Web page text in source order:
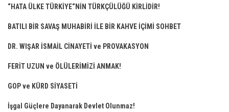
“HATA ÜLKE TÜRKİYE“NİN TÜRKÇÜLÜĞÜ KİRLİDİR!
BATILI BİR SAVAŞ MUHABİRİ İLE BİR KAHVE İÇİMİ SOHBET
DR. WIŞAR İSMAİL CİNAYETİ ve PROVAKASYON
FERİT UZUN ve ÖLÜLERİMİZİ ANMAK!
GOP ve KÜRD SİYASETİ
İşgal Güçlere Dayanarak Devlet Olunmaz!